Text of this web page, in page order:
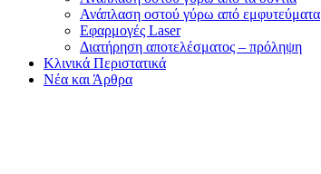
Ανάπλαση οστού γύρω από εμφυτεύματα
Εφαρμογές Laser
Διατήρηση αποτελέσματος – πρόληψη
Κλινικά Περιστατικά
Νέα και Άρθρα